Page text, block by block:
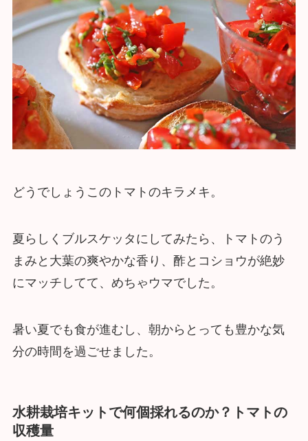
どうでしょうこのトマトのキラメキ。
夏らしくブルスケッタにしてみたら、トマトのう
まみと大葉の爽やかな香り、酢とコショウが絶妙
にマッチしてて、めちゃウマでした。
暑い夏でも食が進むし、朝からとっても豊かな気
分の時間を過ごせました。
水耕栽培キットで何個採れるのか？トマトの
収穫量